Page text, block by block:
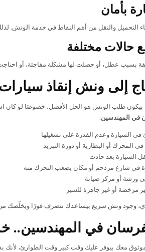
بأمان
التحميل والنقل من أهم النقاط في خدمة الونش.
حالات مختلفة
بسبب عطل، أو حصلت لها مشكلة مفاجئة، أو
إلى ونش إنقاذ
طلب الونش هو الحل الأفضل، خصوصًا لو كان
في المهندسين:
السيارة وعدم القدرة على تشغيلها
المحرك أو البطارية أو دورة التبريد
السيارة بعد حادث
في شارع مزدحم أو مكان يصعب التحرك منه
ورشة أو مركز صيانة
مرخصة أو غير جاهزة للسير
وجود ونش سريع بيساعدك تتصرف فورًا ويخلّصك من
في المهندسين..
معك بيوفر عليك وقت كبير وقت الطوارئ، لأنك